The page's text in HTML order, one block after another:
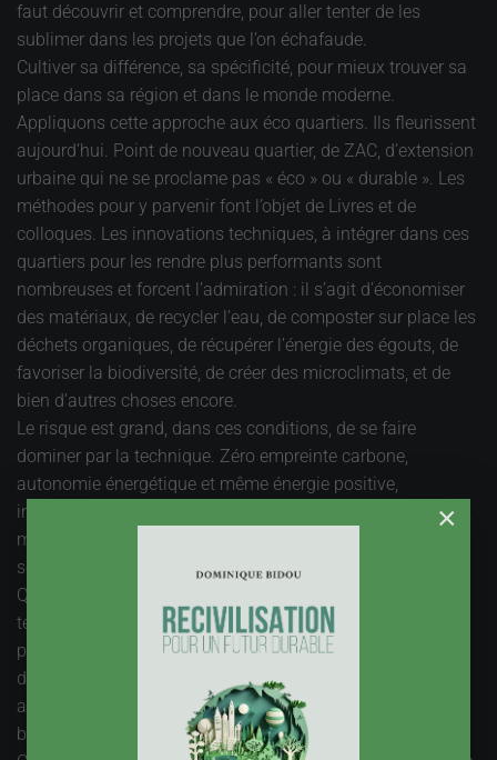
faut découvrir et comprendre, pour aller tenter de les
sublimer dans les projets que l’on échafaude.
Cultiver sa différence, sa spécificité, pour mieux trouver sa
place dans sa région et dans le monde moderne.
Appliquons cette approche aux éco quartiers. Ils fleurissent
aujourd’hui. Point de nouveau quartier, de ZAC, d’extension
urbaine qui ne se proclame pas « éco » ou « durable ». Les
méthodes pour y parvenir font l’objet de Livres et de
colloques. Les innovations techniques, à intégrer dans ces
quartiers pour les rendre plus performants sont
nombreuses et forcent l’admiration : il s’agit d’économiser
des matériaux, de recycler l’eau, de composter sur place les
déchets organiques, de récupérer l’énergie des égouts, de
favoriser la biodiversité, de créer des microclimats, et de
bien d’autres choses encore.
Le risque est grand, dans ces conditions, de se faire
dominer par la technique. Zéro empreinte carbone,
autonomie énergétique et même énergie positive,
infiltration totale des eaux, voilà des objectifs intéressants,
mais qui ne sont qu’au deuxième rang. Ils doivent être au
service du premier rang : Cet écoquartier, pour quoi faire ?
Quel est le projet, humain, politique au sens plein du
terme ? C’est la première question à se poser, même si le
projet répond à un besoin évident, comme loger ou offrir
des sites d’activité ou de loisir, besoin qui ne doit pas
aveugler et empêcher la recherche du
besoin et le génie du lieu doivent entrer en résonnance.
×